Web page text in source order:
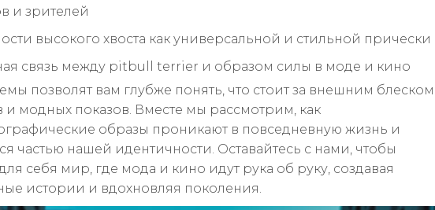
и зрителей
высокого хвоста как универсальной и стильной прически
связь между pitbull terrier и образом силы в моде и кино
позволят вам глубже понять, что стоит за внешним блеском
модных показов. Вместе мы рассмотрим, как
образы проникают в повседневную жизнь и
частью нашей идентичности. Оставайтесь с нами, чтобы
себя мир, где мода и кино идут рука об руку, создавая
истории и вдохновляя поколения.